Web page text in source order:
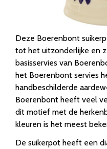
Deze Boerenbont
tot het uitzonderlijke en
basisservies van
het Boerenbont servies
handbeschilderde
Boerenbont heeft veel
dit motief met de
kleuren is het meest
De suikerpot heeft een